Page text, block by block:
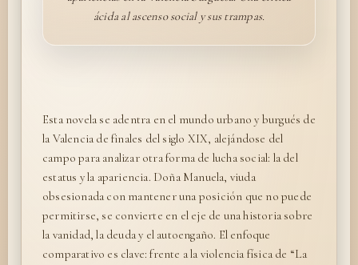
ácida al ascenso social y sus trampas.
Esta novela se adentra en el mundo urbano y burgués de
la Valencia de finales del siglo XIX, alejándose del
campo para analizar otra forma de lucha social: la del
estatus y la apariencia. Doña Manuela, viuda
obsesionada con mantener una posición que no puede
permitirse, se convierte en el eje de una historia sobre
la vanidad, la deuda y el autoengaño. El enfoque
comparativo es clave: frente a la violencia física de “La